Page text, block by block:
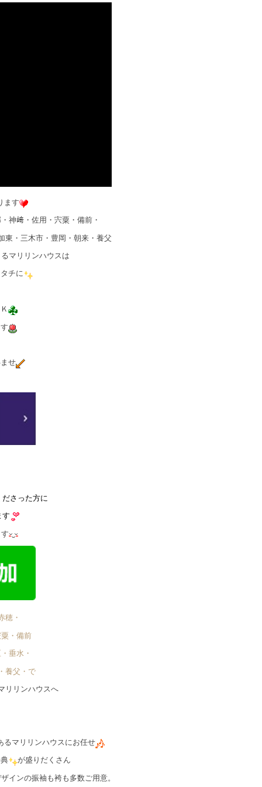
ます
神﨑・佐用・宍粟・備前・
東・三木市・豊岡・朝来・養父
マリリンハウスは
チに
せ
さった方に
す
穂・
・備前
垂水・
養父・で゙
リリンハウスへ
るマリリンハウスにお任せ
が盛りだくさん
インの振袖も袴も多数ご用意。